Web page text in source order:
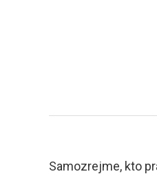
Samozrejme, kto